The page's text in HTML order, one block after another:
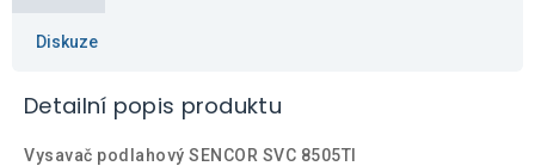
Diskuze
Detailní popis produktu
Vysavač podlahový SENCOR SVC 8505TI